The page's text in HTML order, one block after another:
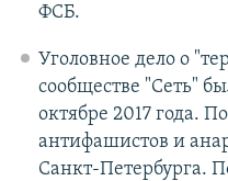
ФСБ.
Уголовное дело о
сообществе "Сеть"
октябре 2017 года.
антифашистов и
Санкт-Петербурга.